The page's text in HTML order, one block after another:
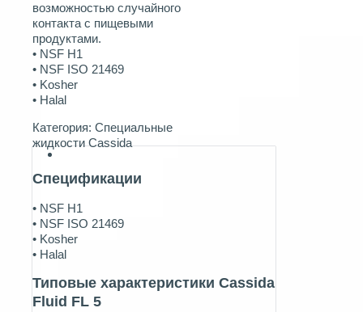
возможностью случайного
контакта с пищевыми
продуктами.
• NSF H1
• NSF ISO 21469
• Kosher
• Halal
Категория: Специальные
жидкости Cassida
Спецификации
• NSF H1
• NSF ISO 21469
• Kosher
• Halal
Типовые характеристики Cassida
Fluid FL 5